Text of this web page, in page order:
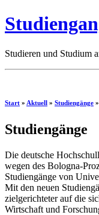
Studieren und Studium
Start » Aktuell » Studiengänge »
Studiengänge
Die deutsche
wegen des Bologna-
Studiengänge von
Mit den neuen
zielgerichteter auf die
Wirtschaft und